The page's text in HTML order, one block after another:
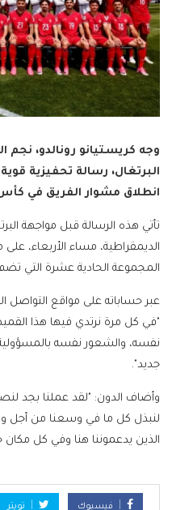
وجه كريستيانو رونالدو،
البرتغال، رسالة تحفيزية
انطلاق مشوار الفريق في كأس
تأتي هذه الرسالة قبل مواجهة
الديمقراطية، مساء
المجموعة الحادية عشرة التي تضم
عبر حساباته على مواقع التواصل
"في كل مرة نرتدي فيها هذا
نفسه، والشعور نفسه
جديد".
وأضاف الدون: "لقد عملنا بجد
لنبذل كل ما في وسعنا من أجل
الذين يدعموننا هنا وفي كل مكان
فيسبوك تويتر